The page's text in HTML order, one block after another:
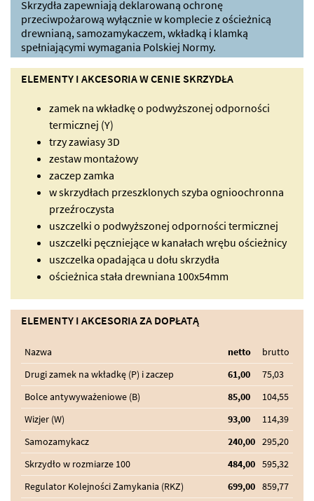
Skrzydła zapewniają deklarowaną ochronę
przeciwpożarową wyłącznie w komplecie z ościeżnicą
drewnianą, samozamykaczem, wkładką i klamką
spełniającymi wymagania Polskiej Normy.
ELEMENTY I AKCESORIA W CENIE SKRZYDŁA
zamek na wkładkę o podwyższonej odporności
termicznej (Y)
trzy zawiasy 3D
zestaw montażowy
zaczep zamka
w skrzydłach przeszklonych szyba ognioochronna
przeźroczysta
uszczelki o podwyższonej odporności termicznej
uszczelki pęczniejące w kanałach wrębu ościeżnicy
uszczelka opadająca u dołu skrzydła
ościeżnica stała drewniana 100x54mm
ELEMENTY I AKCESORIA ZA DOPŁATĄ
Nazwa netto
brutto
Drugi zamek na wkładkę (P) i zaczep
61,00
75,03
Bolce antywyważeniowe (B)
85,00
104,55
Wizjer (W)
93,00
114,39
Samozamykacz
240,00 295,20
Skrzydło w rozmiarze 100
484,00 595,32
Regulator Kolejności Zamykania (RKZ)
699,00 859,77